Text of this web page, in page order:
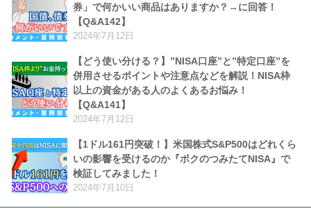
券」で何かいい商品はありますか？→に回答！
【Q&A142】
2024年7月12日
【どう使い分ける？】”NISA口座”と”特定口座”を
併用させるポイントや注意点などを解説！NISA枠
以上の資金がある人のよくあるお悩み！
【Q&A141】
2024年7月12日
【1ドル161円突破！】米国株式S&P500はどれくら
いの影響を受けるのか『ボクのつみたてNISA』で
検証してみました！
2024年7月10日